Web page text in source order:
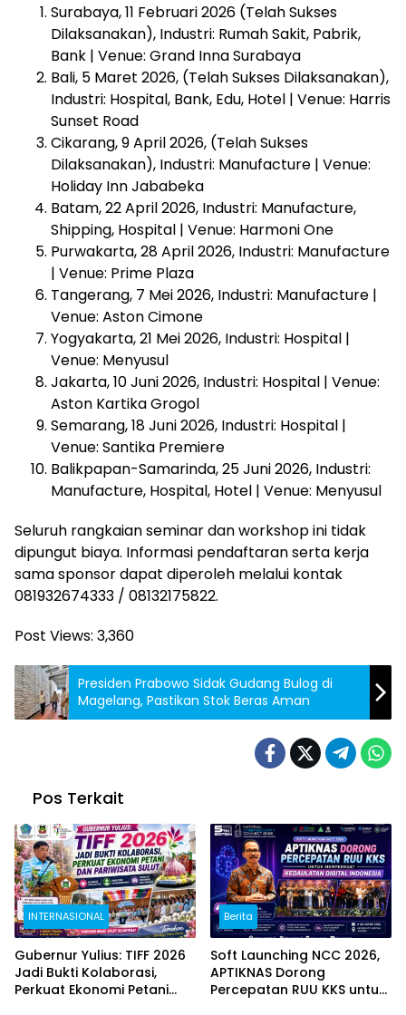
Surabaya, 11 Februari 2026 (Telah Sukses
Dilaksanakan), Industri: Rumah Sakit, Pabrik,
Bank | Venue: Grand Inna Surabaya
Bali, 5 Maret 2026, (Telah Sukses Dilaksanakan),
Industri: Hospital, Bank, Edu, Hotel | Venue: Harris
Sunset Road
Cikarang, 9 April 2026, (Telah Sukses
Dilaksanakan), Industri: Manufacture | Venue:
Holiday Inn Jababeka
Batam, 22 April 2026, Industri: Manufacture,
Shipping, Hospital | Venue: Harmoni One
Purwakarta, 28 April 2026, Industri: Manufacture
| Venue: Prime Plaza
Tangerang, 7 Mei 2026, Industri: Manufacture |
Venue: Aston Cimone
Yogyakarta, 21 Mei 2026, Industri: Hospital |
Venue: Menyusul
Jakarta, 10 Juni 2026, Industri: Hospital | Venue:
Aston Kartika Grogol
Semarang, 18 Juni 2026, Industri: Hospital |
Venue: Santika Premiere
Balikpapan-Samarinda, 25 Juni 2026, Industri:
Manufacture, Hospital, Hotel | Venue: Menyusul
Seluruh rangkaian seminar dan workshop ini tidak
dipungut biaya. Informasi pendaftaran serta kerja
sama sponsor dapat diperoleh melalui kontak
081932674333 / 08132175822.
Post Views: 3,360
Presiden Prabowo Sidak Gudang Bulog di
Magelang, Pastikan Stok Beras Aman
Pos Terkait
INTERNASIONAL
Gubernur Yulius: TIFF 2026
Jadi Bukti Kolaborasi,
Perkuat Ekonomi Petani
Berita
Soft Launching NCC 2026,
APTIKNAS Dorong
Percepatan RUU KKS untuk